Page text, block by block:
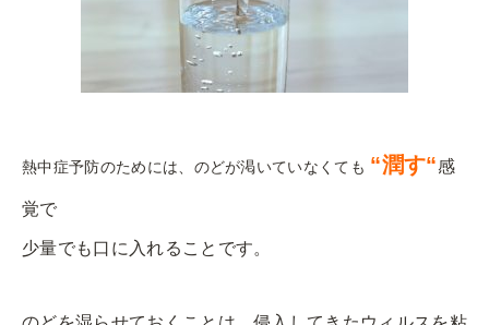
熱中症予防のためには、のどが渇いていなくても “潤す“感
覚で
少量でも口に入れることです。